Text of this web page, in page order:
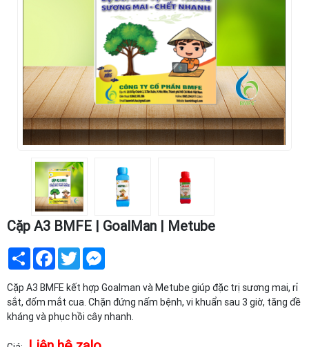
Cặp A3 BMFE | GoalMan | Metube
Share Facebook
Twitter
Cặp A3 BMFE kết hợp Goalman và Metube giúp đặc trị sương mai, rỉ
sắt, đốm mắt cua. Chặn đứng nấm bệnh, vi khuẩn sau 3 giờ, tăng đề
kháng và phục hồi cây nhanh.